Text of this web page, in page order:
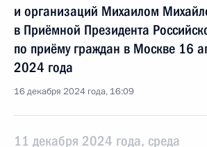
и организаций Михаилом
в Приёмной Президента
по приёму граждан в Москве 16
2024 года
16 декабря 2024 года, 16:09
11 декабря 2024 года, среда